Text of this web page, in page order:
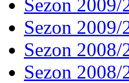
Sezon 2009/
Sezon
Sezon 2008/
Sezon